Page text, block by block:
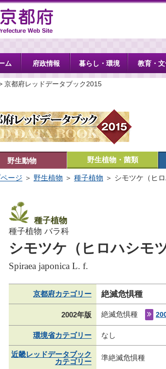
ム 府政情報 暮らし・環境 教育・
京都府レッドデータブック2015
野生動物 野生植物・菌類
ージ ＞ 野生植物 ＞ 種子植物 ＞ シモツケ（ヒロ
種子植物
種子植物 バラ科
シモツケ（ヒロハシモツ
Spiraea japonica L. f.
京都府カテゴリー 絶滅危惧種
2002年版 絶滅危惧種
環境省カテゴリー なし
近畿レッドデータブック
カテゴリー
準絶滅危惧種